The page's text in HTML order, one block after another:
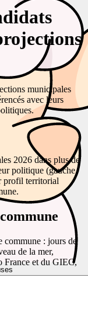
municipales
avec leurs
2026 dans plus de
politique (gauche,
profil territorial
: jours de
de la mer,
France et du GIEC,